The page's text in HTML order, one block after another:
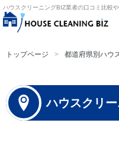
ハウスクリーニングBIZ業者の口コミ比較
トップページ 都道府県別ハウ
ハウスクリ